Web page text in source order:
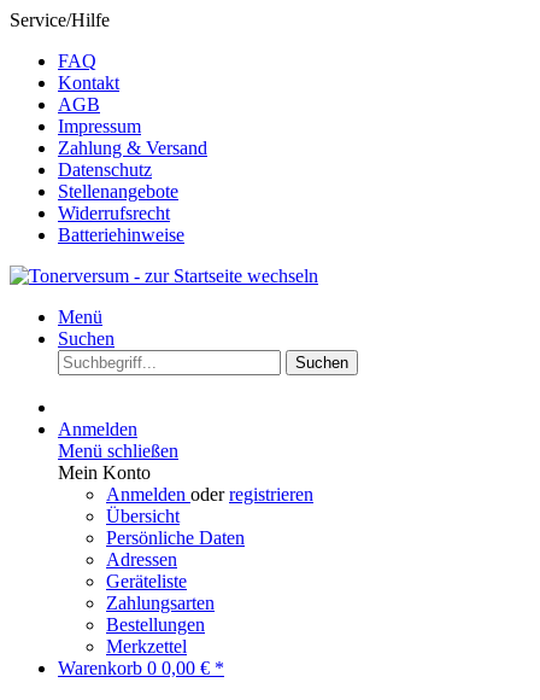
Service/Hilfe
FAQ
Kontakt
AGB
Impressum
Zahlung & Versand
Datenschutz
Stellenangebote
Widerrufsrecht
Batteriehinweise
Menü
Suchen
Suchen
Anmelden
Menü schließen
Mein Konto
Anmelden oderregistrieren
Übersicht
Persönliche Daten
Adressen
Geräteliste
Zahlungsarten
Bestellungen
Merkzettel
Warenkorb 0 0,00 € *